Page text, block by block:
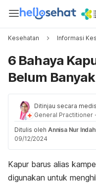
Kesehatan Informasi
6 Bahaya
Belum
Ditinjau secara
General Practitioner ·
Ditulis oleh Annisa Nur
09/12/2024
Kapur barus alias
digunakan untuk